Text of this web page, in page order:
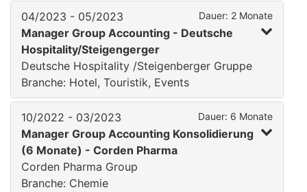
04/2023 - 05/2023 Dauer: 2 Monate
Manager Group Accounting - Deutsche
Hospitality/Steigengerger
Deutsche Hospitality /Steigenberger Gruppe
Branche: Hotel, Touristik, Events
10/2022 - 03/2023 Dauer: 6 Monate
Manager Group Accounting Konsolidierung
(6 Monate) - Corden Pharma
Corden Pharma Group
Branche: Chemie